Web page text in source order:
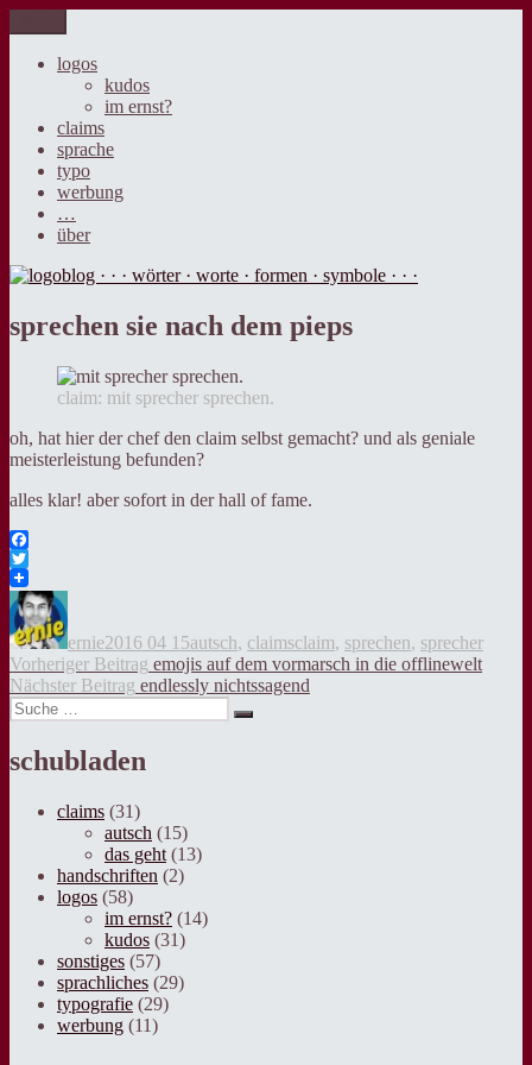
Inhalt
springen
logoblog · · · wörter · worte · formen · symbole · · ·
der blog über sprache, design und werbung.
logos
kudos
im ernst?
claims
sprache
typo
werbung
…
über
sprechen sie nach dem pieps
claim: mit sprecher sprechen.
oh, hat hier der chef den claim selbst gemacht? und als geniale
meisterleistung befunden?
alles klar! aber sofort in der hall of fame.
Facebook
Twitter
ernie2016 04 15autsch, claimsclaim, sprechen, sprecher
Beitragsnavigation
Vorheriger Beitrag Vorheriger
Beitrag:
emojis auf dem vormarsch in die offlinewelt
Nächster Beitrag Nächster
Beitrag:
endlessly nichtssagend
Suche
nach:
Suche
schubladen
claims (31)
autsch (15)
das geht (13)
handschriften (2)
logos (58)
im ernst? (14)
kudos (31)
sonstiges (57)
sprachliches (29)
typografie (29)
werbung (11)